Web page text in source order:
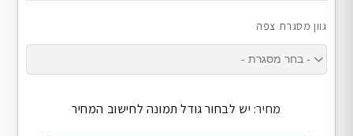
גוון מסגרת צפה
מחיר: יש לבחור גודל תמונה לחישוב המחיר